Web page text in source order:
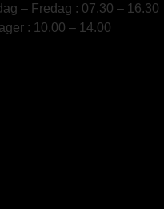
– Fredag : 07.30 – 16.30
: 10.00 – 14.00